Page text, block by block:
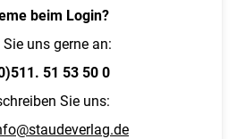
beim Login?
Sie uns gerne an:
51 53 50 0
Sie uns: